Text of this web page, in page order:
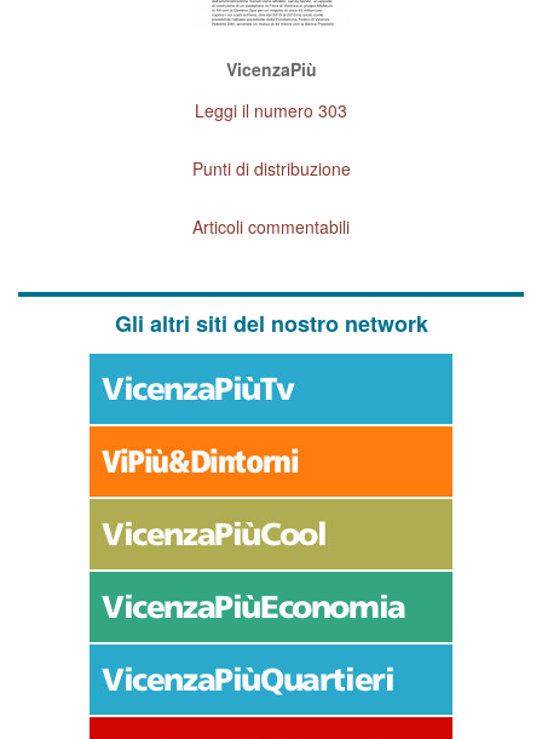
VicenzaPiù
Leggi il numero 303
Punti di distribuzione
Articoli commentabili
Gli altri siti del nostro network